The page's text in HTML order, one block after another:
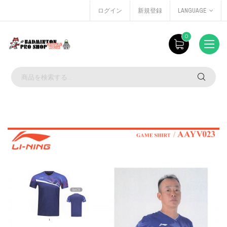
ログイン 新規登録 LANGUAGE
0